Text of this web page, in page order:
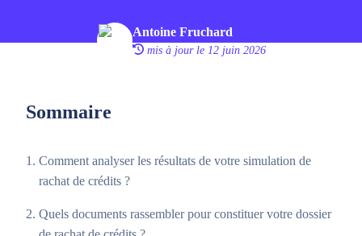
Antoine Fruchard
mis à jour le 12 juin 2026
Sommaire
Comment analyser les résultats de votre simulation de
rachat de crédits ?
Quels documents rassembler pour constituer votre dossier